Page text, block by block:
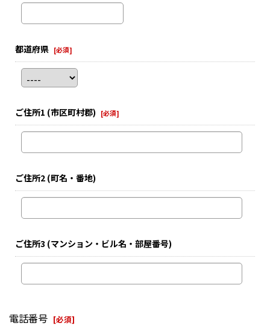
都道府県 [必須]
ご住所1 (市区町村郡) [必須]
ご住所2 (町名・番地)
ご住所3 (マンション・ビル名・部屋番号)
電話番号 [必須]